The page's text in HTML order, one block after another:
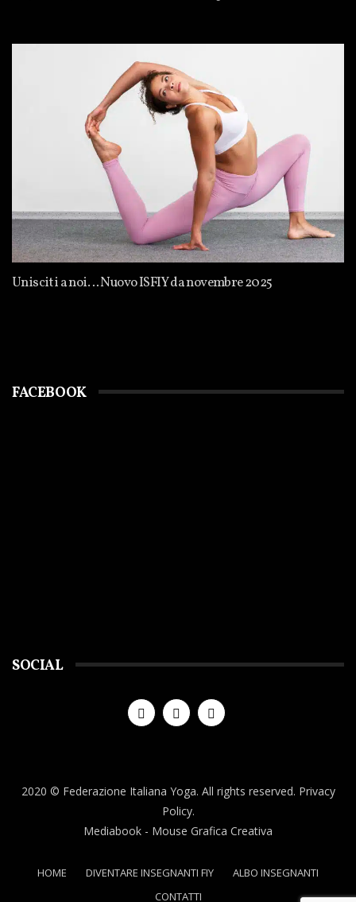
Unisciti a noi… Nuovo ISFIY da novembre 2025
FACEBOOK
SOCIAL
2020 © Federazione Italiana Yoga. All rights reserved. Privacy
Policy.
Mediabook - Mouse Grafica Creativa
HOME DIVENTARE INSEGNANTI FIY
ALBO INSEGNANTI
CONTATTI